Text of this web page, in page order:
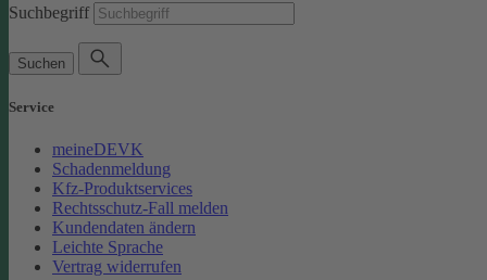
Suchbegriff
Suchen
Service
meineDEVK
Schadenmeldung
Kfz-Produktservices
Rechtsschutz-Fall melden
Kundendaten ändern
Leichte Sprache
Vertrag widerrufen